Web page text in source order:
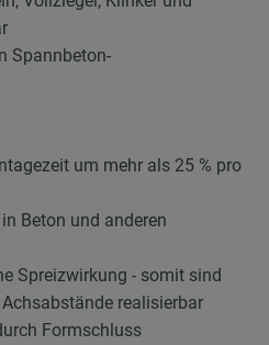
Spannbeton-
um mehr als 25 % pro
Beton und anderen
Spreizwirkung - somit sind
realisierbar
Formschluss